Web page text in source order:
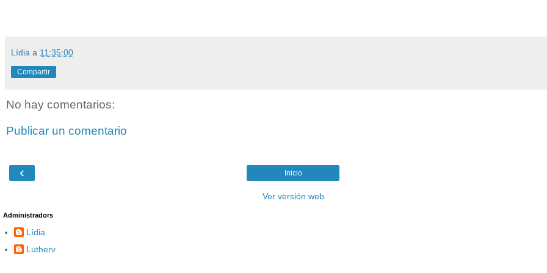
Lídia a 11:35:00
Compartir
No hay comentarios:
Publicar un comentario
‹ Inicio
Ver versión web
Administradors
Lídia
Lutherv